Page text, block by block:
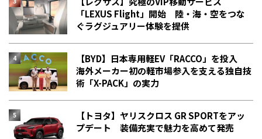
「LEXUS Flight」開始 陸・海・空をつな
ぐラグジュアリー体験を提供
【BYD】日本専用軽EV「RACCO」を投入
海外メーカー初の軽市場参入を支える独自技
術「X-PACK」の実力
【トヨタ】ヤリスクロス GR SPORTをアッ
プデート 装備充実で魅力を高めて発売